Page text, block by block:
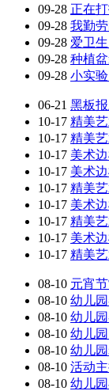
09-28 正在
09-28 我勤
09-28 爱卫
09-28 种植
09-28 小实
06-21 黑板
10-17 精美
10-17 精美
10-17 美术
10-17 美术
10-17 精美
10-17 美术
10-17 精美
10-17 美术
10-17 精美
08-10 元宵
08-10 幼儿
08-10 幼儿
08-10 幼儿
08-10 幼儿
08-10 活动
08-10 幼儿